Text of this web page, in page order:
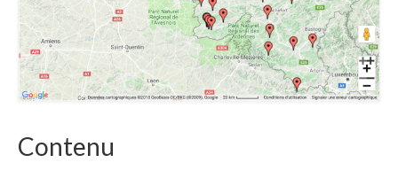
Contenu